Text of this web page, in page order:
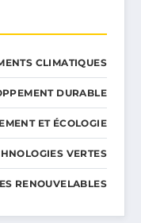
CLIMATIQUES
DURABLE
ET ÉCOLOGIE
VERTES
RENOUVELABLES